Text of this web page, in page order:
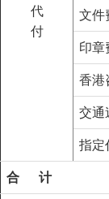
代
付
文件
印章
香港
交通
指定
合
计